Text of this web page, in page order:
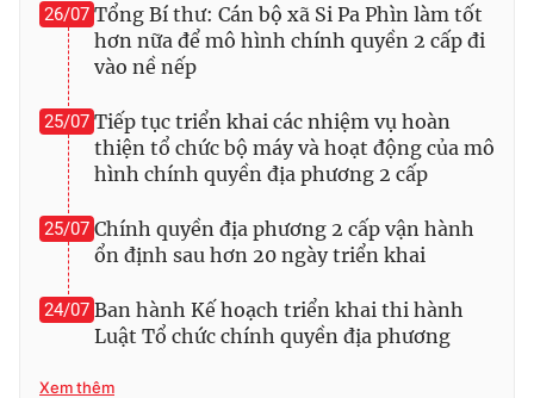
26/07 Tổng Bí thư: Cán bộ xã Si Pa Phìn làm tốt
hơn nữa để mô hình chính quyền 2 cấp đi
vào nề nếp
25/07 Tiếp tục triển khai các nhiệm vụ hoàn
thiện tổ chức bộ máy và hoạt động của mô
hình chính quyền địa phương 2 cấp
25/07 Chính quyền địa phương 2 cấp vận hành
ổn định sau hơn 20 ngày triển khai
24/07 Ban hành Kế hoạch triển khai thi hành
Luật Tổ chức chính quyền địa phương
Xem thêm